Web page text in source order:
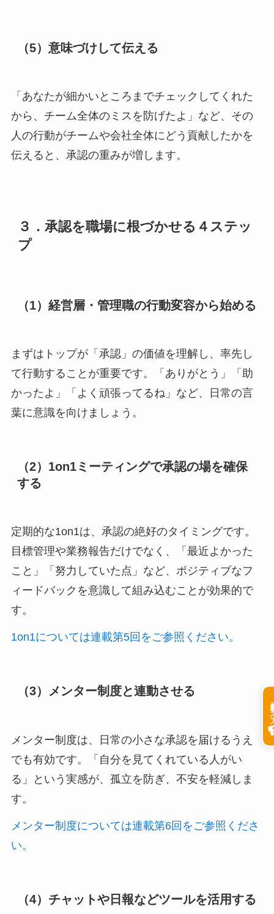
（5）意味づけして伝える
「あなたが細かいところまでチェックしてくれた
から、チーム全体のミスを防げたよ」など、その
人の行動がチームや会社全体にどう貢献したかを
伝えると、承認の重みが増します。
３．承認を職場に根づかせる４ステッ
プ
（1）経営層・管理職の行動変容から始める
まずはトップが「承認」の価値を理解し、率先し
て行動することが重要です。「ありがとう」「助
かったよ」「よく頑張ってるね」など、日常の言
葉に意識を向けましょう。
（2）1on1ミーティングで承認の場を確保
する
定期的な1on1は、承認の絶好のタイミングです。
目標管理や業務報告だけでなく、「最近よかった
こと」「努力していた点」など、ポジティブなフ
ィードバックを意識して組み込むことが効果的で
す。
1on1については連載第5回をご参照ください。
（3）メンター制度と連動させる
メンター制度は、日常の小さな承認を届けるうえ
でも有効です。「自分を見てくれている人がい
る」という実感が、孤立を防ぎ、不安を軽減しま
す。
メンター制度については連載第6回をご参照くださ
い。
（4）チャットや日報などツールを活用する
掲